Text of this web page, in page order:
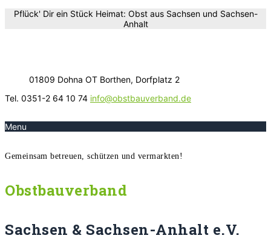
Pflück' Dir ein Stück Heimat: Obst aus Sachsen und Sachsen-
Anhalt
01809 Dohna OT Borthen, Dorfplatz 2
Tel. 0351-2 64 10 74 info@obstbauverband.de
Menu
Gemeinsam betreuen, schützen und vermarkten!
Obstbauverband
Sachsen & Sachsen-Anhalt e.V.